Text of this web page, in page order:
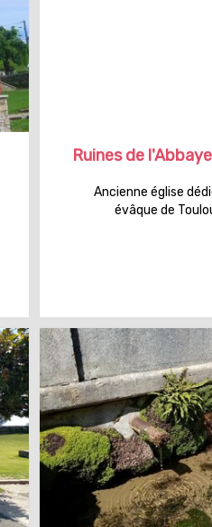
Ruines de
Ancienne église
évâque de